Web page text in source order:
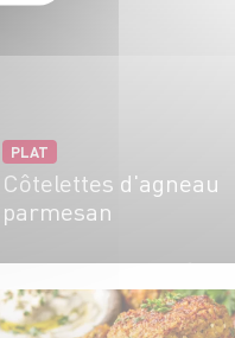
PLAT
Côtelettes d'agneau
parmesan